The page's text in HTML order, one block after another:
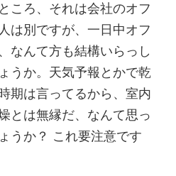
ころ、それは会社のオフ
は別ですが、一日中オフ
なんて方も結構いらっし
うか。天気予報とかで乾
期は言ってるから、室内
とは無縁だ、なんて思っ
うか？ これ要注意です